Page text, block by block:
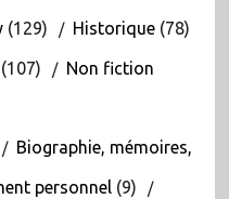
(129) Historique(78)
(107) Non fiction
Biographie, mémoires,
personnel(9)